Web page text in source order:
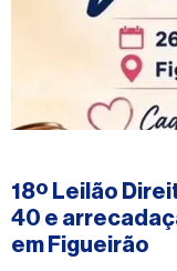
18º Leilão
40 e
em Figueirão